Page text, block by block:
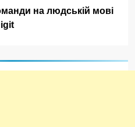
на людській мові